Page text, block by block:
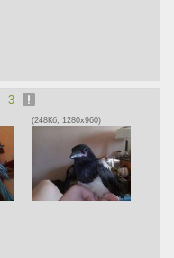
3
(248Кб, 1280x960)